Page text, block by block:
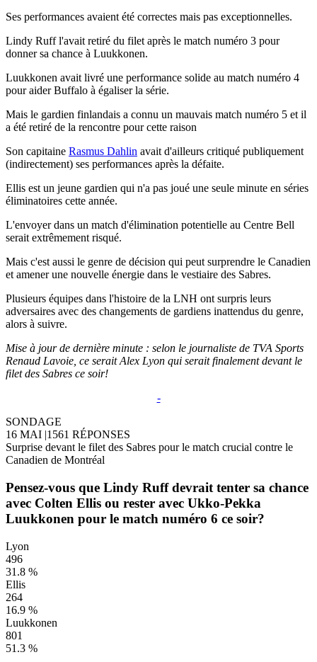
Ses performances avaient été correctes mais pas exceptionnelles.
Lindy Ruff l'avait retiré du filet après le match numéro 3 pour
donner sa chance à Luukkonen.
Luukkonen avait livré une performance solide au match numéro 4
pour aider Buffalo à égaliser la série.
Mais le gardien finlandais a connu un mauvais match numéro 5 et il
a été retiré de la rencontre pour cette raison
Son capitaine Rasmus Dahlin avait d'ailleurs critiqué publiquement
(indirectement) ses performances après la défaite.
Ellis est un jeune gardien qui n'a pas joué une seule minute en séries
éliminatoires cette année.
L'envoyer dans un match d'élimination potentielle au Centre Bell
serait extrêmement risqué.
Mais c'est aussi le genre de décision qui peut surprendre le Canadien
et amener une nouvelle énergie dans le vestiaire des Sabres.
Plusieurs équipes dans l'histoire de la LNH ont surpris leurs
adversaires avec des changements de gardiens inattendus du genre,
alors à suivre.
Mise à jour de dernière minute : selon le journaliste de TVA Sports
Renaud Lavoie, ce serait Alex Lyon qui serait finalement devant le
filet des Sabres ce soir!
-
SONDAGE
16 MAI |1561 RÉPONSES
Surprise devant le filet des Sabres pour le match crucial contre le
Canadien de Montréal
Pensez-vous que Lindy Ruff devrait tenter sa chance
avec Colten Ellis ou rester avec Ukko-Pekka
Luukkonen pour le match numéro 6 ce soir?
Lyon
496
31.8 %
Ellis
264
16.9 %
Luukkonen
801
51.3 %